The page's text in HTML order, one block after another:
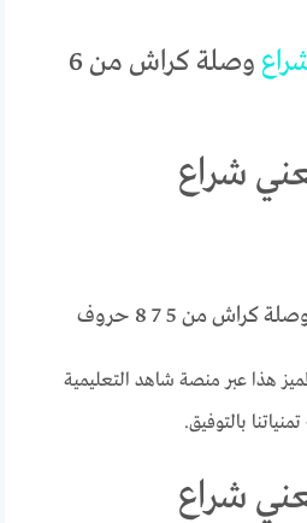
وصلة كراش من 6
شراع
كراش من 5 7 8 حروف
هذا عبر منصة شاهد التعليمية
بالتوفيق.
شراع